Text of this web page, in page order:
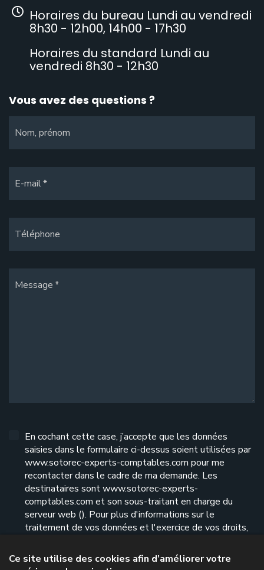
Horaires du bureau Lundi au vendredi
8h30 - 12h00, 14h00 - 17h30
Horaires du standard Lundi au
vendredi 8h30 - 12h30
Vous avez des questions ?
Nom, prénom
E-mail
Téléphone
Message
En cochant cette case, j’accepte que les données
saisies dans le formulaire ci-dessus soient utilisées par
www.sotorec-experts-comptables.com pour me
recontacter dans le cadre de ma demande. Les
destinataires sont www.sotorec-experts-
comptables.com et son sous-traitant en charge du
serveur web (). Pour plus d'informations sur le
traitement de vos données et l'exercice de vos droits,
Ce site utilise des cookies afin d’améliorer votre